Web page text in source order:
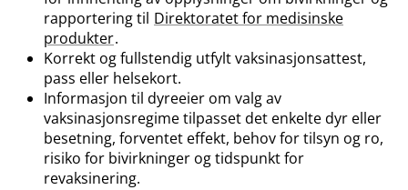
rapportering til Direktoratet for medisinske
produkter.
Korrekt og fullstendig utfylt vaksinasjonsattest,
pass eller helsekort.
Informasjon til dyreeier om valg av
vaksinasjonsregime tilpasset det enkelte dyr eller
besetning, forventet effekt, behov for tilsyn og ro,
risiko for bivirkninger og tidspunkt for
revaksinering.